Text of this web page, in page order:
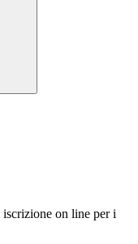
on line per i